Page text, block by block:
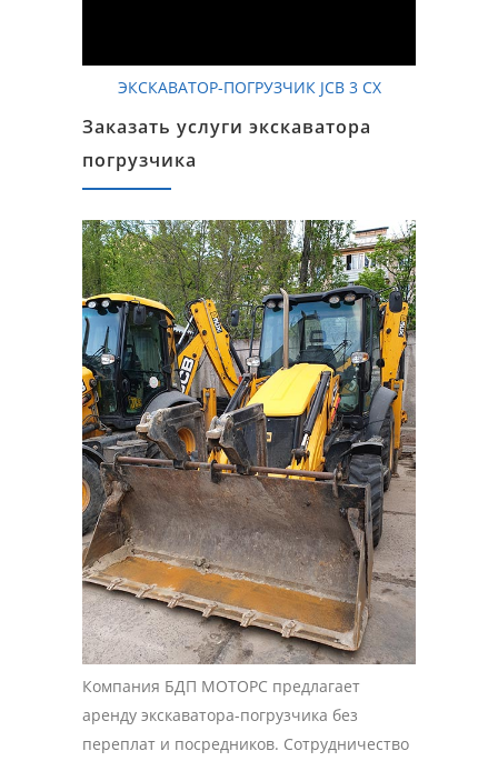
ЭКСКАВАТОР-ПОГРУЗЧИК JCB 3 CX
Заказать услуги экскаватора
погрузчика
Компания БДП МОТОРС предлагает
аренду экскаватора-погрузчика без
переплат и посредников. Сотрудничество